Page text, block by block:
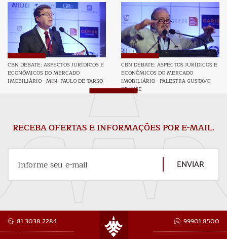
CBN DEBATE: ASPECTOS JURÍDICOS E
ECONÔMICOS DO MERCADO
IMOBILIÁRIO - MIN. PAULO DE TARSO
CBN DEBATE: ASPECTOS JURÍDICOS E
ECONÔMICOS DO MERCADO
IMOBILIÁRIO - PALESTRA GUSTAVO
KRAUSE
RECEBA OFERTAS E INFORMAÇÕES POR E-MAIL.
Informe seu e-mail ENVIAR
81 3038.2284 99901.8500